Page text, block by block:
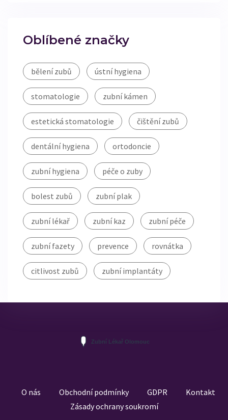
Oblíbené značky
bělení zubů ústní hygiena
stomatologie zubní kámen
estetická stomatologie čištění zubů
dentální hygiena ortodoncie
zubní hygiena péče o zuby
bolest zubů zubní plak
zubní lékař zubní kaz zubní péče
zubní fazety prevence rovnátka
citlivost zubů zubní implantáty
O nás Obchodní podmínky GDPR
Kontakt
Zásady ochrany soukromí